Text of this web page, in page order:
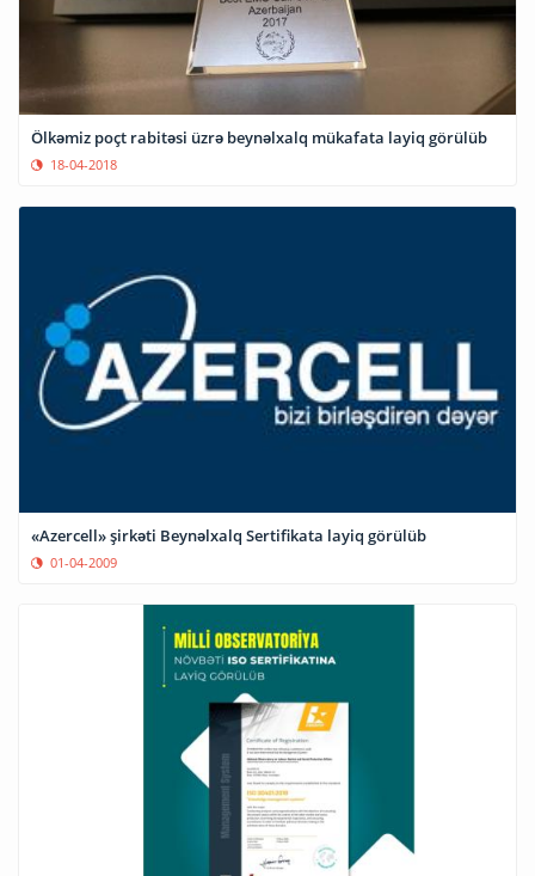
Ölkəmiz poçt rabitəsi üzrə beynəlxalq mükafata layiq görülüb
18-04-2018
«Azercell» şirkəti Beynəlxalq Sertifikata layiq görülüb
01-04-2009